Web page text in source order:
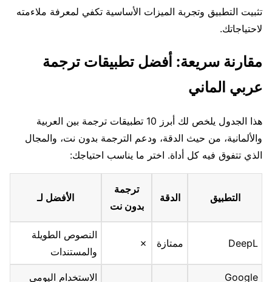
تثبيت التطبيق وتجربة الميزات الأساسية تكفي لمعرفة ملاءمته
لاحتياجاتك.
مقارنة سريعة: أفضل تطبيقات ترجمة
عربي الماني
هذا الجدول يلخص لك أبرز 10 تطبيقات ترجمة بين العربية
والألمانية، من حيث الدقة، ودعم الترجمة بدون نت، والمجال
الذي تتفوق فيه كل أداة. اختر ما يناسب احتياجك:
التطبيق الدقة
ترجمة
بدون نت
الأفضل لـ
DeepL ممتازة ✗
النصوص الطويلة
والمستندات
Google الاستخدام اليومي